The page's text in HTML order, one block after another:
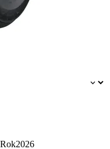
Rok2026